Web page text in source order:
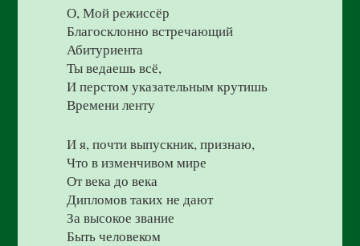
О, Мой режиссёр
Благосклонно встречающий
Абитуриента
Ты ведаешь всё,
И перстом указательным крутишь
Времени ленту
И я, почти выпускник, признаю,
Что в изменчивом мире
От века до века
Дипломов таких не дают
За высокое звание
Быть человеком